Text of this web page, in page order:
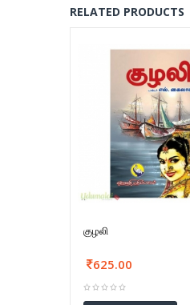
RELATED PRODUCTS
குழலி
625.00